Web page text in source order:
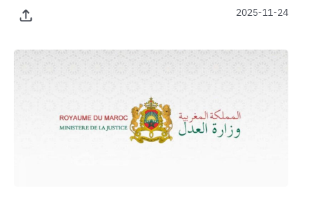
2025-11-24